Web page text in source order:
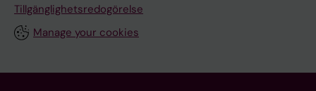
Tillgänglighetsredogörelse
Manage your cookies